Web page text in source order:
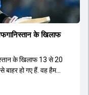
के ख‍िलाफ
के ख‍िलाफ 13 से 20
हो गए हैं. वह हैमस्ट्रिंग